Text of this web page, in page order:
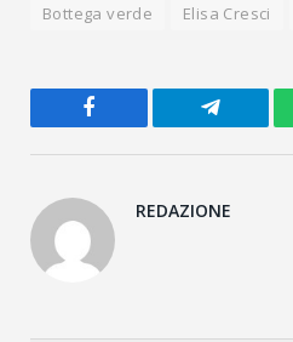
Bottega verde Elisa Cresci
Facebook Telegram
REDAZIONE